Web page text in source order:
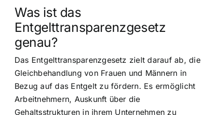
Was ist das
Entgelttransparenzgesetz
genau?
Das Entgelttransparenzgesetz zielt darauf ab, die
Gleichbehandlung von Frauen und Männern in
Bezug auf das Entgelt zu fördern. Es ermöglicht
Arbeitnehmern, Auskunft über die
Gehaltsstrukturen in ihrem Unternehmen zu